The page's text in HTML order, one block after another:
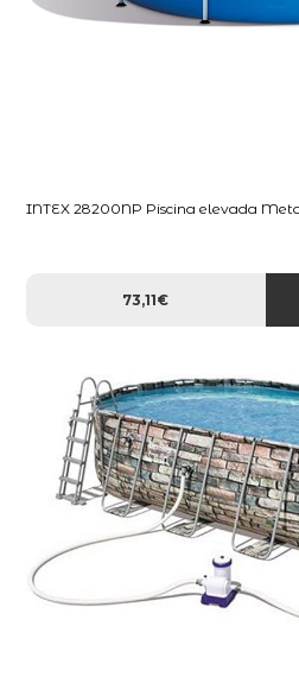
INTEX 28200NP Piscina elevada
73,11€